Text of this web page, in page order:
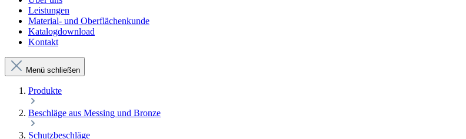
Leistungen
Material- und Oberflächenkunde
Katalogdownload
Kontakt
Menü schließen
Produkte
Beschläge aus Messing und Bronze
Schutzbeschläge